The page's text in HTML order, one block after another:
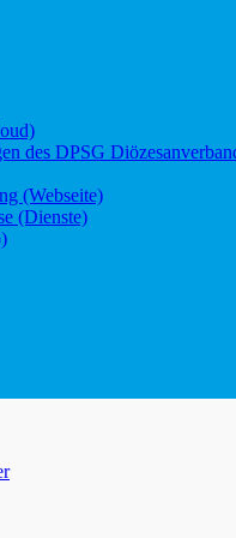
des DPSG
(Webseite)
(Dienste)